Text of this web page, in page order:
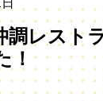
調レスト
！